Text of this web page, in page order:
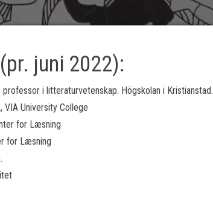
juni 2022):
i litteraturvetenskap. Högskolan i Kristianstad.
VIA University College
for Læsning
for Læsning